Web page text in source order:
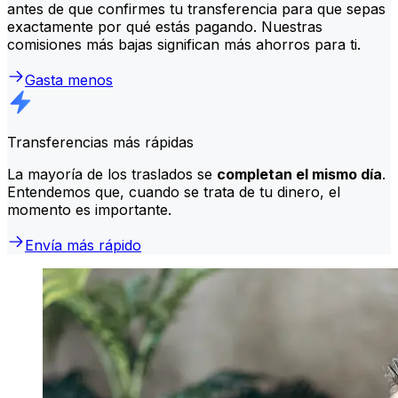
antes de que confirmes tu transferencia para que sepas
exactamente por qué estás pagando. Nuestras
comisiones más bajas significan más ahorros para ti.
Gasta menos
Transferencias más rápidas
La mayoría de los traslados se completan el mismo día.
Entendemos que, cuando se trata de tu dinero, el
momento es importante.
Envía más rápido